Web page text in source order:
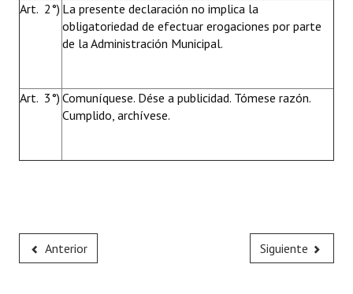
Art. 2°) La presente declaración no implica la
obligatoriedad de efectuar erogaciones por parte
de la Administración Municipal.
Art. 3°) Comuníquese. Dése a publicidad. Tómese razón.
Cumplido, archívese.
Anterior Siguiente